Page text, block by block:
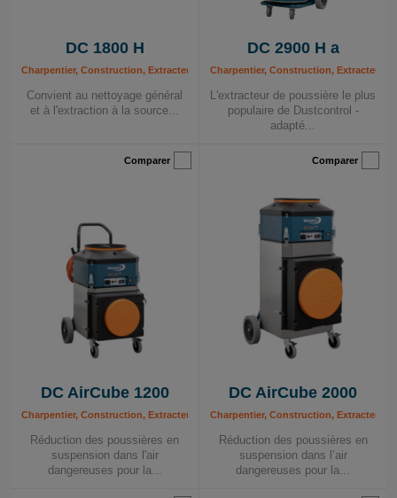
DC 1800 H
Charpentier, Construction, Extracteurs de poussière mobiles, Extracteurs de
Convient au nettoyage général
et à l'extraction à la source...
DC 2900 H a
Charpentier, Construction, Extracteurs
L'extracteur de poussière le plus
populaire de Dustcontrol -
adapté...
Comparer
DC AirCube 1200
Charpentier, Construction, Extracteurs de poussière mobiles, Industrie,
Réduction des poussières en
suspension dans l'air
dangereuses pour la...
Comparer
DC AirCube 2000
Charpentier, Construction, Extracteurs
Réduction des poussières en
suspension dans l’air
dangereuses pour la...